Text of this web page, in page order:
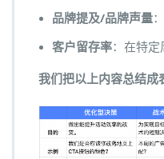
品牌提及/品牌声量
客户留存率：在特定
我们把以上内容总结成